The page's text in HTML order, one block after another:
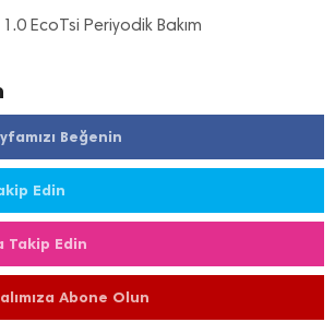
EcoTsi Periyodik Bakım
Beğenin
Edin
Takip Edin
Abone Olun